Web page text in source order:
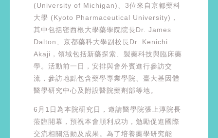
(University of Michigan)、3位來自京都藥科
大學 (Kyoto Pharmaceutical University)，
其中包括密西根大學藥學院院長Dr. James
Dalton、京都藥科大學副校長Dr. Kenichi
Akaji，領域包括新藥探索、製藥科技與臨床藥
學。活動前一日，安排與會外賓進行參訪交
流，參訪地點包含藥學專業學院、臺大基因體
醫學研究中心及附設醫院藥劑部等地。
6月1日為本院研究日，邀請醫學院張上淳院長
蒞臨開幕，預祝本會順利成功，勉勵促進國際
交流相關活動及成果。為了培養藥學研究能